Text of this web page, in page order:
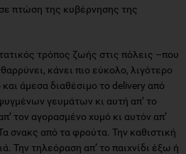
πτώση της κυβέρνησης της
τρόπος ζωής στις πόλεις –που
κάνει πιο εύκολο, λιγότερο
άμεσα διαθέσιμο το delivery από
γευμάτων κι αυτή απ’ το
τον αγορασμένο χυμό κι αυτόν απ’
σνακς από τα φρούτα. Την καθιστική
Την τηλεόραση απ’ το παιχνίδι έξω ή